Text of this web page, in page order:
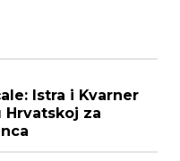
Istra i Kvarner
za